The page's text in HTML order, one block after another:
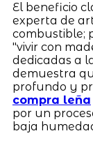
El beneficio
experta de
combustible;
"vivir con
dedicadas a
demuestra
profundo y
compra leña
por un
baja